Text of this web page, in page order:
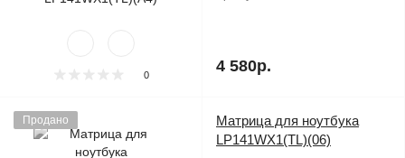
0 4 580р.
Продано
Матрица для ноутбука
LP141WX1(TL)(06)